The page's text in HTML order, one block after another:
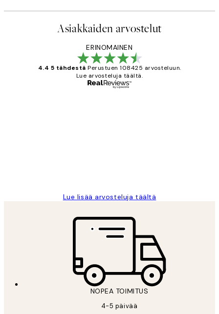
Asiakkaiden arvostelut
ERINOMAINEN
4.4 5 tähdestä Perustuen 108425 arvosteluun.
Lue arvosteluja täältä.
Lue lisää arvosteluja täältä
NOPEA TOIMITUS
4-5 päivää